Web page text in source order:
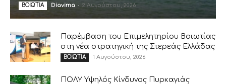
ΒΟΙΩΤΙΑ Diavima - 2 Αυγούστου, 2026
Παρέμβαση του Επιμελητηρίου Βοιωτίας
στη νέα στρατηγική της Στερεάς Ελλάδας
ΒΟΙΩΤΙΑ 1 Αυγούστου, 2026
ΠΟΛΥ Υψηλός Κίνδυνος Πυρκαγιάς